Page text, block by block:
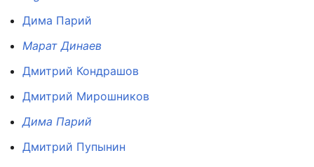
Дима Парий
Марат Динаев
Дмитрий Кондрашов
Дмитрий Мирошников
Дима Парий
Дмитрий Пупынин